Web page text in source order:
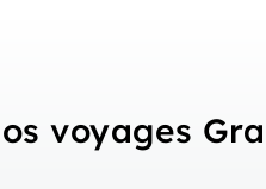
voyages